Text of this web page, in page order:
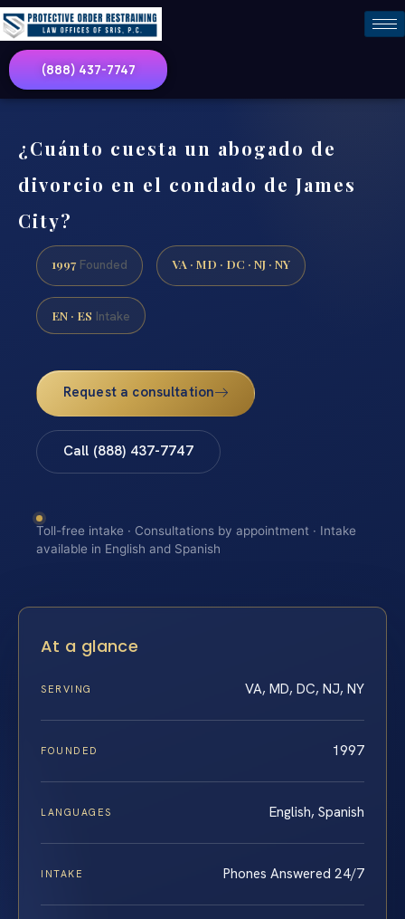
(888) 437-7747
¿Cuánto cuesta un abogado de
divorcio en el condado de James
City?
1997 Founded VA · MD · DC · NJ · NY
EN · ES Intake
Request a consultation
Call (888) 437-7747
Toll-free intake · Consultations by appointment · Intake
available in English and Spanish
At a glance
SERVING VA, MD, DC, NJ, NY
FOUNDED 1997
LANGUAGES English, Spanish
INTAKE Phones Answered 24/7